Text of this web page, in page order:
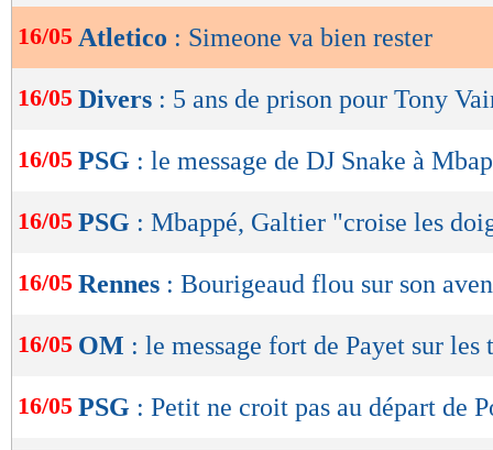
OK
16/05 Atletico : Simeone va bien rester
16/05 Divers : 5 ans de prison pour Tony
16/05 PSG : le message de DJ Snake à
16/05 PSG : Mbappé, Galtier "croise les
16/05 Rennes : Bourigeaud flou sur son
16/05 OM : le message fort de Payet sur les
16/05 PSG : Petit ne croit pas au départ de